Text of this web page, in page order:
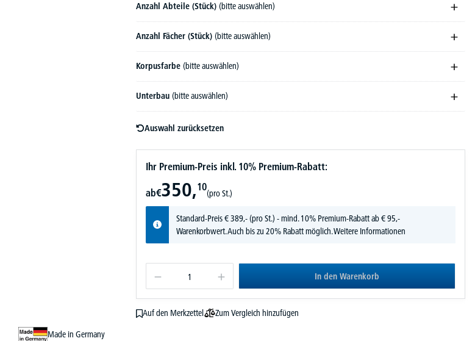
Anzahl Abteile (Stück) (bitte auswählen)
Anzahl Fächer (Stück) (bitte auswählen)
Korpusfarbe (bitte auswählen)
Unterbau (bitte auswählen)
Auswahl zurücksetzen
Ihr Premium-Preis inkl. 10% Premium-Rabatt:
ab€350,10
(pro St.)
Standard-Preis€389,-(pro St.) - mind. 10% Premium-Rabatt ab € 95,-
Warenkorbwert. Auch bis zu 20% Rabatt möglich.Weitere Informationen
In den Warenkorb
Auf den Merkzettel
Zum Vergleich hinzufügen
Made in Germany